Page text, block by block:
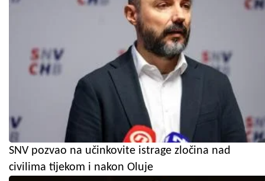
SNV pozvao na učinkovite istrage zločina nad
civilima tijekom i nakon Oluje